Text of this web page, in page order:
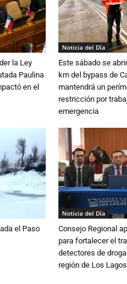
la Ley
Paulina
en el
Noticia del Día
Este sábado se
km del bypass de
mantendrá un
restricción por
emergencia
el Paso
Noticia del Día
Consejo Regional
para fortalecer el
detectores de
región de Los Lagos